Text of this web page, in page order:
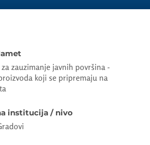
za zauzimanje javnih površina -
koji se pripremaju na
institucija / nivo